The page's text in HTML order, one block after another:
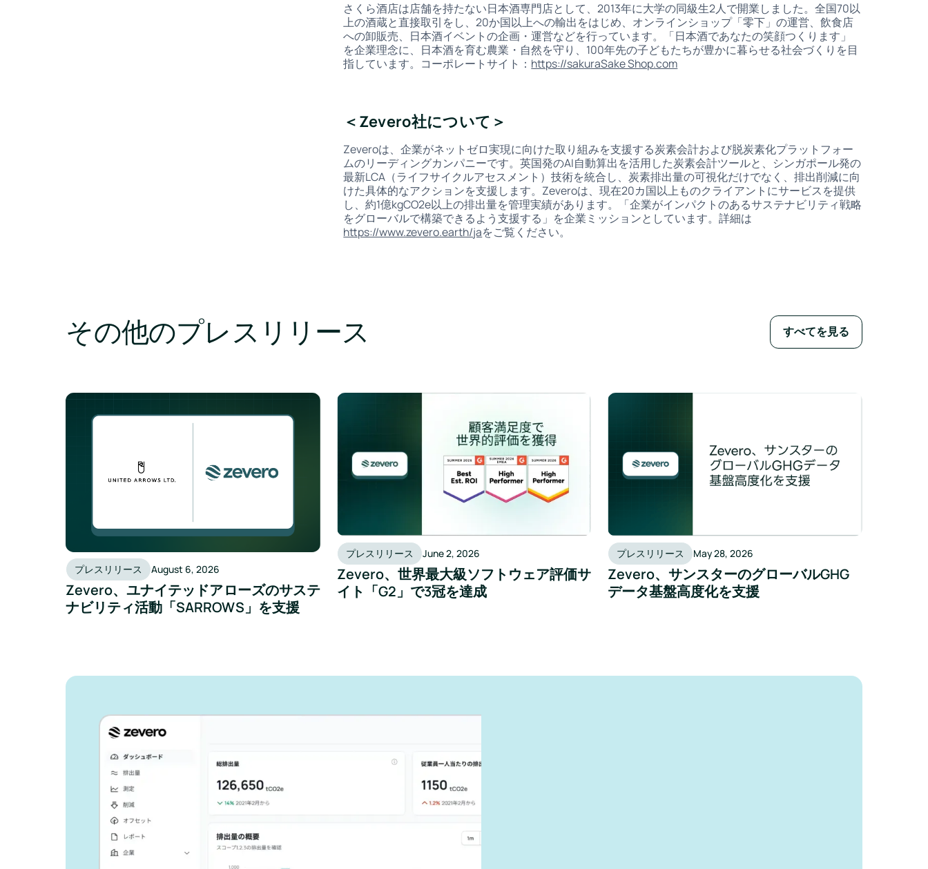
さくら酒店は店舗を持たない日本酒専門店として、2013年に大学の同級生2人で開業しました。全国70以
上の酒蔵と直接取引をし、20か国以上への輸出をはじめ、オンラインショップ「零下」の運営、飲食店
への卸販売、日本酒イベントの企画・運営などを行っています。「日本酒であなたの笑顔つくります」
を企業理念に、日本酒を育む農業・自然を守り、100年先の子どもたちが豊かに暮らせる社会づくりを目
指しています。コーポレートサイト： https://sakuraSake Shop.com
＜Zevero社について＞
Zeveroは、企業がネットゼロ実現に向けた取り組みを支援する炭素会計および脱炭素化プラットフォー
ムのリーディングカンパニーです。英国発のAI自動算出を活用した炭素会計ツールと、シンガポール発の
最新LCA（ライフサイクルアセスメント）技術を統合し、炭素排出量の可視化だけでなく、排出削減に向
けた具体的なアクションを支援します。Zeveroは、現在20カ国以上ものクライアントにサービスを提供
し、約1億kgCO2e以上の排出量を管理実績があります。「企業がインパクトのあるサステナビリティ戦略
をグローバルで構築できるよう支援する」を企業ミッションとしています。詳細は
https://www.zevero.earth/jaをご覧ください。
その他のプレスリリース すべてを見る
プレスリリース August 6, 2026
Zevero、ユナイテッドアローズのサステ
ナビリティ活動「SARROWS」を支援
プレスリリース June 2, 2026
Zevero、世界最大級ソフトウェア評価サ
イト「G2」で3冠を達成
プレスリリース May 28, 2026
Zevero、サンスターのグローバルGHG
データ基盤高度化を支援
Zeveroがどのように報
告作業を効率化できる
か、ご紹介します。
ビジネスを成長させ、環境への影響を抑えま
しょう。